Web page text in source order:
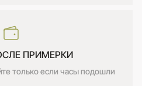
ПРИМЕРКИ
только если часы подошли